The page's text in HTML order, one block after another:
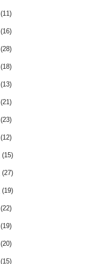
(11)
(16)
(28)
(18)
(13)
(21)
(23)
(12)
(15)
(27)
(19)
(22)
(19)
(20)
(15)